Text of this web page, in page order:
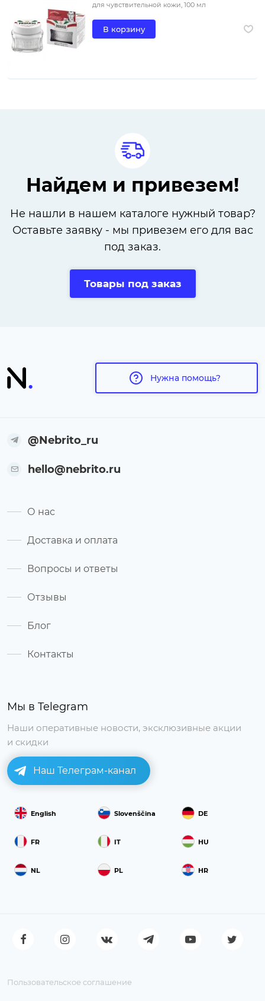
для чувствительной кожи, 100 мл
В корзину
Найдем и привезем!
Не нашли в нашем каталоге нужный товар?
Оставьте заявку - мы привезем его для вас
под заказ.
Товары под заказ
Нужна помощь?
Мы в Telegram
Наши оперативные новости, эксклюзивные акции
и скидки
Наш Телеграм-канал
English Slovenščina DE
FR IT HU
NL PL HR
@Nebrito_ru
hello@nebrito.ru
О нас
Доставка и оплата
Вопросы и ответы
Отзывы
Блог
Контакты
Пользовательское соглашение